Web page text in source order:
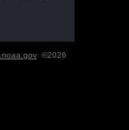
©2026